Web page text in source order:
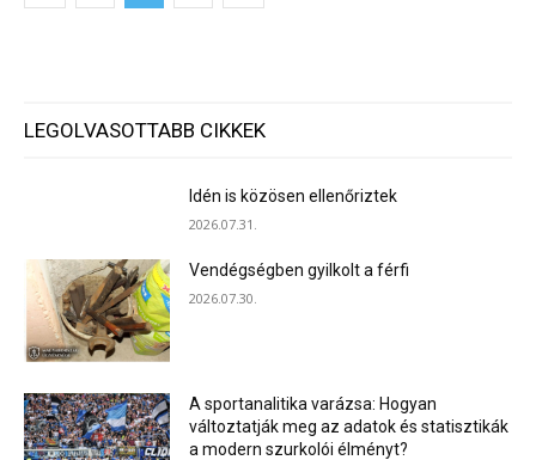
LEGOLVASOTTABB CIKKEK
Idén is közösen ellenőriztek
2026.07.31.
Vendégségben gyilkolt a férfi
2026.07.30.
A sportanalitika varázsa: Hogyan
változtatják meg az adatok és statisztikák
a modern szurkolói élményt?